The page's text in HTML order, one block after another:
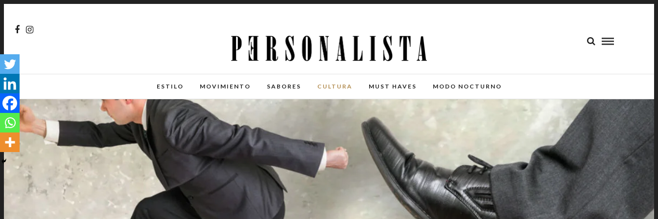
ESTILO MOVIMIENTO SABORES CULTURA MUST HAVES MODO NOCTURNO